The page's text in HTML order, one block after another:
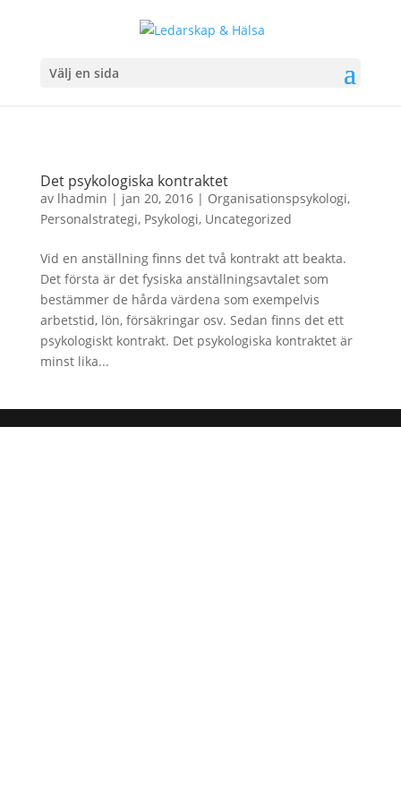
Välj en sida
Det psykologiska kontraktet
av lhadmin | jan 20, 2016| Organisationspsykologi,
Personalstrategi, Psykologi, Uncategorized
Vid en anställning finns det två kontrakt att beakta.
Det första är det fysiska anställningsavtalet som
bestämmer de hårda värdena som exempelvis
arbetstid, lön, försäkringar osv. Sedan finns det ett
psykologiskt kontrakt. Det psykologiska kontraktet är
minst lika...